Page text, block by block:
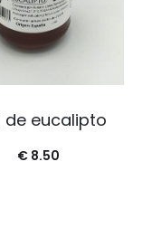
de eucalipto
€ 8.50